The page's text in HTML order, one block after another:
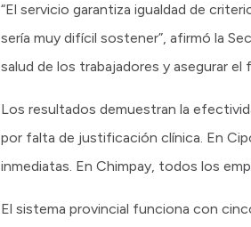
“El servicio garantiza igualdad de
sería muy difícil sostener”, afirmó la
salud de los trabajadores y asegurar
Los resultados demuestran la
por falta de justificación clínica. En
inmediatas. En Chimpay, todos los
El sistema provincial funciona con